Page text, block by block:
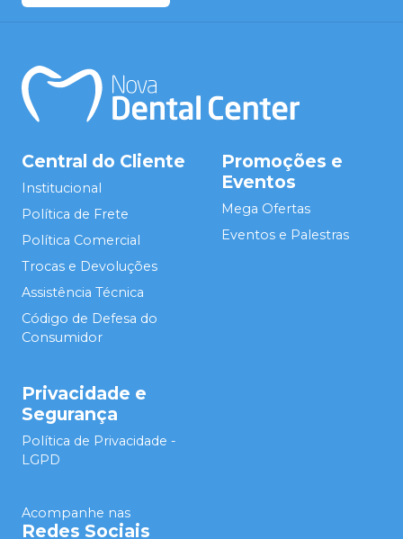
Central do Cliente
Institucional
Política de Frete
Política Comercial
Trocas e Devoluções
Assistência Técnica
Código de Defesa do
Consumidor
Promoções e
Eventos
Mega Ofertas
Eventos e Palestras
Privacidade e
Segurança
Política de Privacidade -
LGPD
Acompanhe nas
Redes Sociais